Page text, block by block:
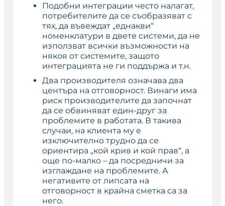
Подобни интеграции често налагат,
потребителите да се съобразяват с
тях, да въвеждат „еднакви“
номенклатури в двете системи, да не
използват всички възможности на
някоя от системите, защото
интеграцията не ги поддържа и т.н.
Два производителя означава два
центъра на отговорност. Винаги има
риск производителите да започнат
да се обвиняват един-друг за
проблемите в работата. В такива
случаи, на клиента му е
изключително трудно да се
ориентира „кой крив и кой прав“, а
още по-малко – да посредничи за
изглаждане на проблемите. А
негативите от липсата на
отговорност в крайна сметка са за
него.